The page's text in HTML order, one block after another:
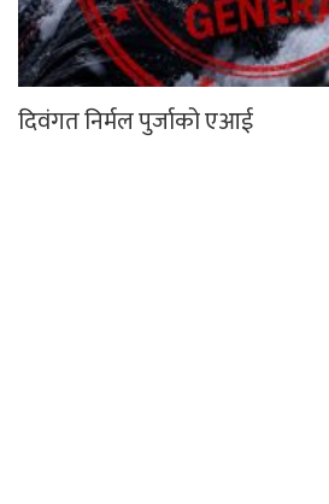
दिवंगत निर्मल पुर्जाको एआई